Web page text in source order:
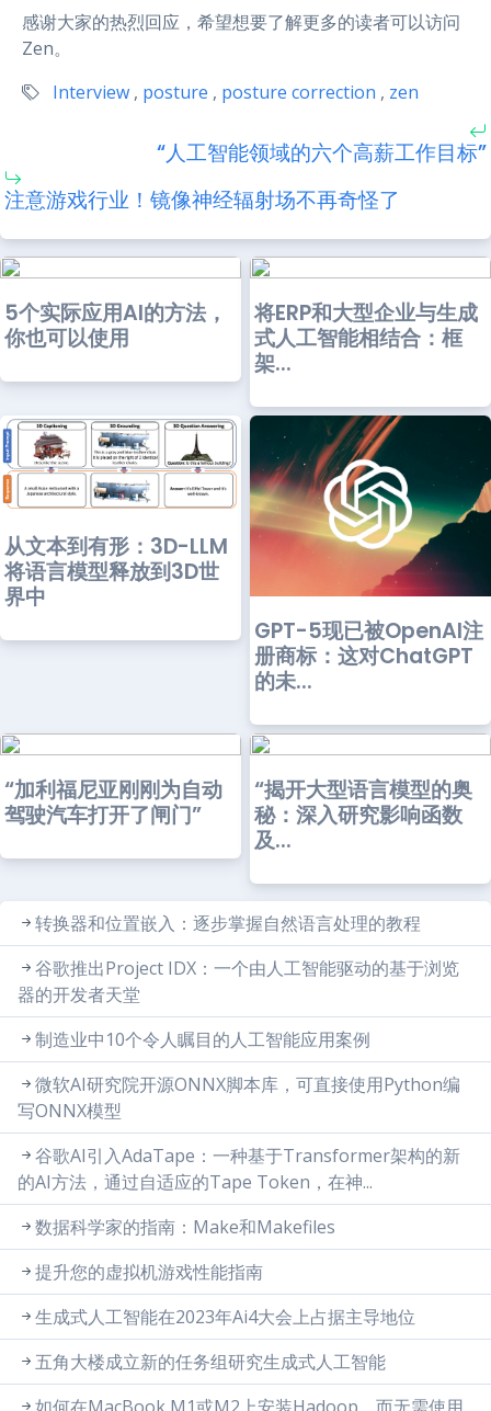
感谢大家的热烈回应，希望想要了解更多的读者可以访问
Zen。
Interview , posture , posture correction , zen
“人工智能领域的六个高薪工作目标”
注意游戏行业！镜像神经辐射场不再奇怪了
5个实际应用AI的方法，
你也可以使用
将ERP和大型企业与生成
式人工智能相结合：框
架...
从文本到有形：3D-LLM
将语言模型释放到3D世
界中
GPT-5现已被OpenAI注
册商标：这对ChatGPT
的未...
“加利福尼亚刚刚为自动
驾驶汽车打开了闸门”
“揭开大型语言模型的奥
秘：深入研究影响函数
及...
转换器和位置嵌入：逐步掌握自然语言处理的教程
谷歌推出Project IDX：一个由人工智能驱动的基于浏览
器的开发者天堂
制造业中10个令人瞩目的人工智能应用案例
微软AI研究院开源ONNX脚本库，可直接使用Python编
写ONNX模型
谷歌AI引入AdaTape：一种基于Transformer架构的新
的AI方法，通过自适应的Tape Token，在神...
数据科学家的指南：Make和Makefiles
提升您的虚拟机游戏性能指南
生成式人工智能在2023年Ai4大会上占据主导地位
五角大楼成立新的任务组研究生成式人工智能